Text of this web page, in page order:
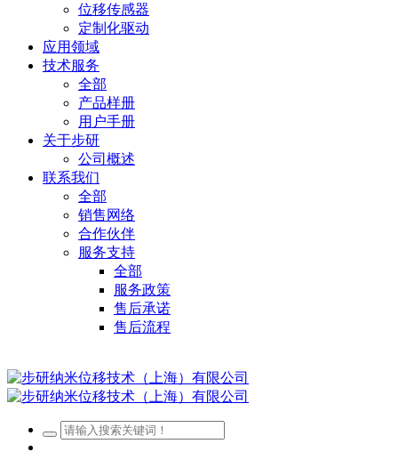
位移传感器
定制化驱动
应用领域
技术服务
全部
产品样册
用户手册
关于步研
公司概述
联系我们
全部
销售网络
合作伙伴
服务支持
全部
服务政策
售后承诺
售后流程